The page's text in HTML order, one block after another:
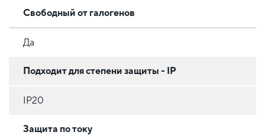
Свободный от галогенов
Да
Подходит для степени защиты - IP
IP20
Защита по току